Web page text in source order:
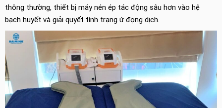
thông thường, thiết bị máy nén ép tác động sâu hơn vào hệ
bạch huyết và giải quyết tình trạng ứ đọng dịch.